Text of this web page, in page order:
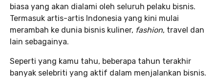
biasa yang akan dialami oleh seluruh pelaku bisnis.
Termasuk artis-artis Indonesia yang kini mulai
merambah ke dunia bisnis kuliner, fashion, travel dan
lain sebagainya.
Seperti yang kamu tahu, beberapa tahun terakhir
banyak selebriti yang aktif dalam menjalankan bisnis.